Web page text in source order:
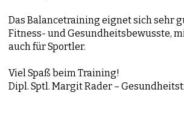
Das Balancetraining eignet sich sehr
Fitness- und Gesundheitsbewusste,
auch für Sportler.
Viel Spaß beim Training!
Dipl. Sptl. Margit Rader –